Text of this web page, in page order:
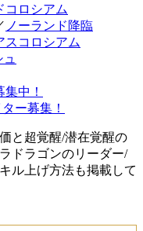
コロシアム
ノーランド降臨
スコロシアム
中！
ー募集！
と超覚醒/潜在覚醒の
ドラゴンのリーダー/
ル上げ方法も掲載して